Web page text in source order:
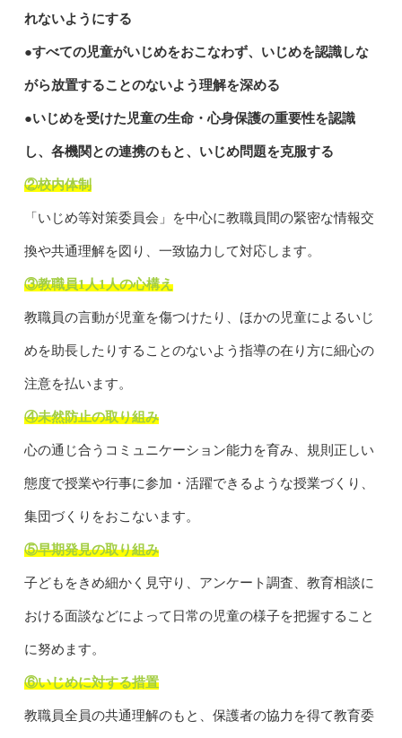
れないようにする
●すべての児童がいじめをおこなわず、いじめを認識しな
がら放置することのないよう理解を深める
●いじめを受けた児童の生命・心身保護の重要性を認識
し、各機関との連携のもと、いじめ問題を克服する
②校内体制
「いじめ等対策委員会」を中心に教職員間の緊密な情報交
換や共通理解を図り、一致協力して対応します。
③教職員1人1人の心構え
教職員の言動が児童を傷つけたり、ほかの児童によるいじ
めを助長したりすることのないよう指導の在り方に細心の
注意を払います。
④未然防止の取り組み
心の通じ合うコミュニケーション能力を育み、規則正しい
態度で授業や行事に参加・活躍できるような授業づくり、
集団づくりをおこないます。
⑤早期発見の取り組み
子どもをきめ細かく見守り、アンケート調査、教育相談に
おける面談などによって日常の児童の様子を把握すること
に努めます。
⑥いじめに対する措置
教職員全員の共通理解のもと、保護者の協力を得て教育委